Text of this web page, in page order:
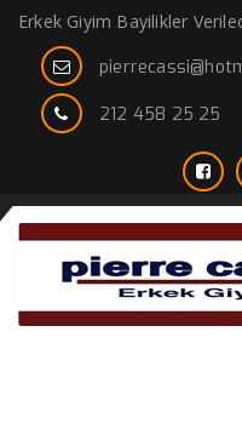
Erkek Giyim Bayilikler
212 458 25 25